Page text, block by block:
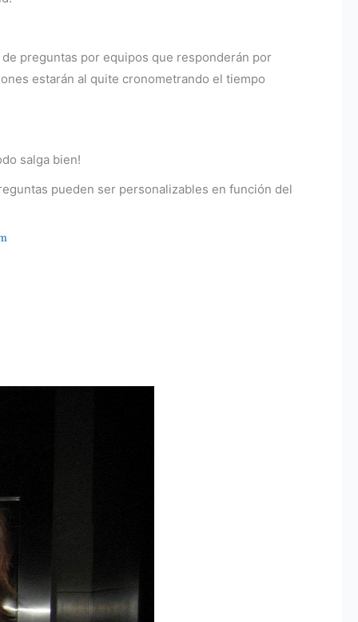
preguntas por equipos que responderán por
estarán al quite cronometrando el tiempo
salga bien!
pueden ser personalizables en función del